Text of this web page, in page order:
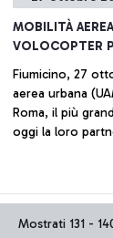
MOBILITÀ
VOLOCOPTER
Fiumicino, 27
aerea urbana
Roma, il più
oggi la loro
questo pool di
Mostrati 131 -